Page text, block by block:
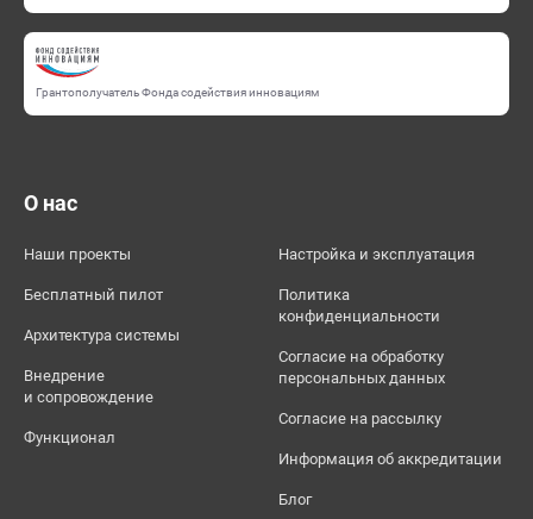
Грантополучатель Фонда содействия инновациям
О нас
Наши проекты
Бесплатный пилот
Архитектура системы
Внедрение
и сопровождение
Функционал
Настройка и эксплуатация
Политика
конфиденциальности
Согласие на обработку
персональных данных
Согласие на рассылку
Информация об аккредитации
Блог